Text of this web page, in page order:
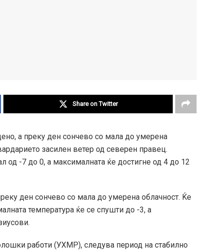
Share on Twitter
а преку ден сончево со мала до умерена
засилен ветер од северен правец.
од -7 до 0, а максималната ќе достигне од 4 до 12
ден сончево со мала до умерена облачност. Ќе
температура ќе се спушти до -3, а
работи (УХМР), следува период на стабилно